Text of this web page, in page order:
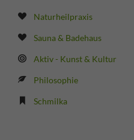
Naturheilpraxis
Sauna & Badehaus
Aktiv - Kunst & Kultur
Philosophie
Schmilka